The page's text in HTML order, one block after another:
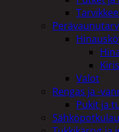
Valot
Rengas ja -
Pukit ja